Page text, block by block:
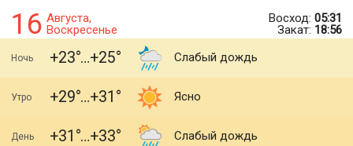
16 Августа,
Воскресенье
Восход: 05:31
Закат: 18:56
Ночь +23 +25 Слабый дождь
Утро +29 +31 Ясно
День +31 +33 Слабый дождь